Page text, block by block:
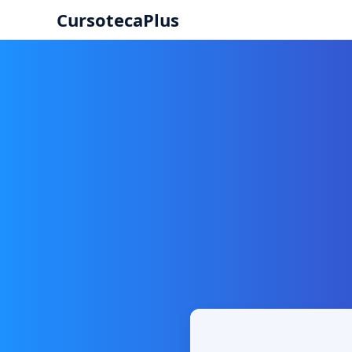
CursotecaPlus